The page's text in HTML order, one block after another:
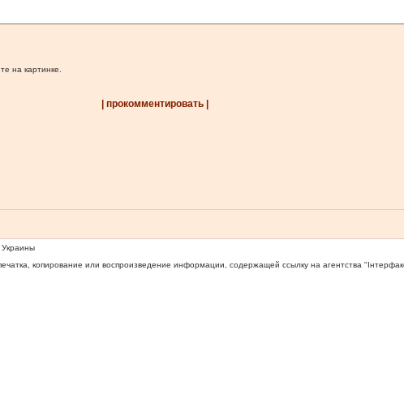
на картинке.
| прокомментировать |
Украины
копирование или воспроизведение информации, содержащей ссылку на агентства